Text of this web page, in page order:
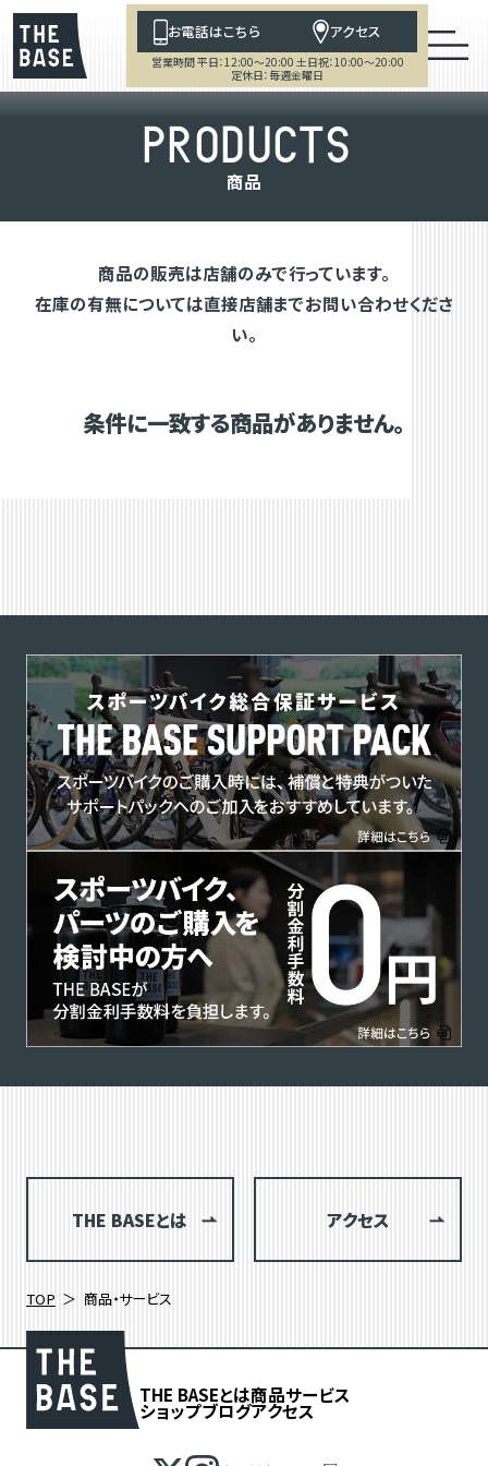
お電話はこちら アクセス
営業時間 平日：12:00～20:00 土日祝：10:00～20:00
定休日：毎週金曜日
PRODUCTS
商品
商品の販売は店舗のみで行っています。
在庫の有無については直接店舗までお問い合わせくださ
い。
条件に一致する商品がありません。
THE BASEとは アクセス
TOP 商品・サービス
THE BASEとは商品サービス
ショップブログアクセス